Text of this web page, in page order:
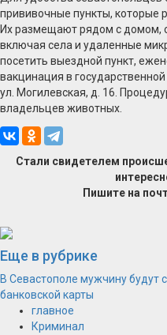
прививочные пункты, которые
Их размещают рядом с домом,
включая села и удаленные
посетить выездной пункт,
вакцинация в
ул. Могилевская, д. 16.
владельцев животных.
Стали свидетелем
Пишите на
Еще в рубрике
В Севастополе мужчину будут
банковской карты
главное
Криминал